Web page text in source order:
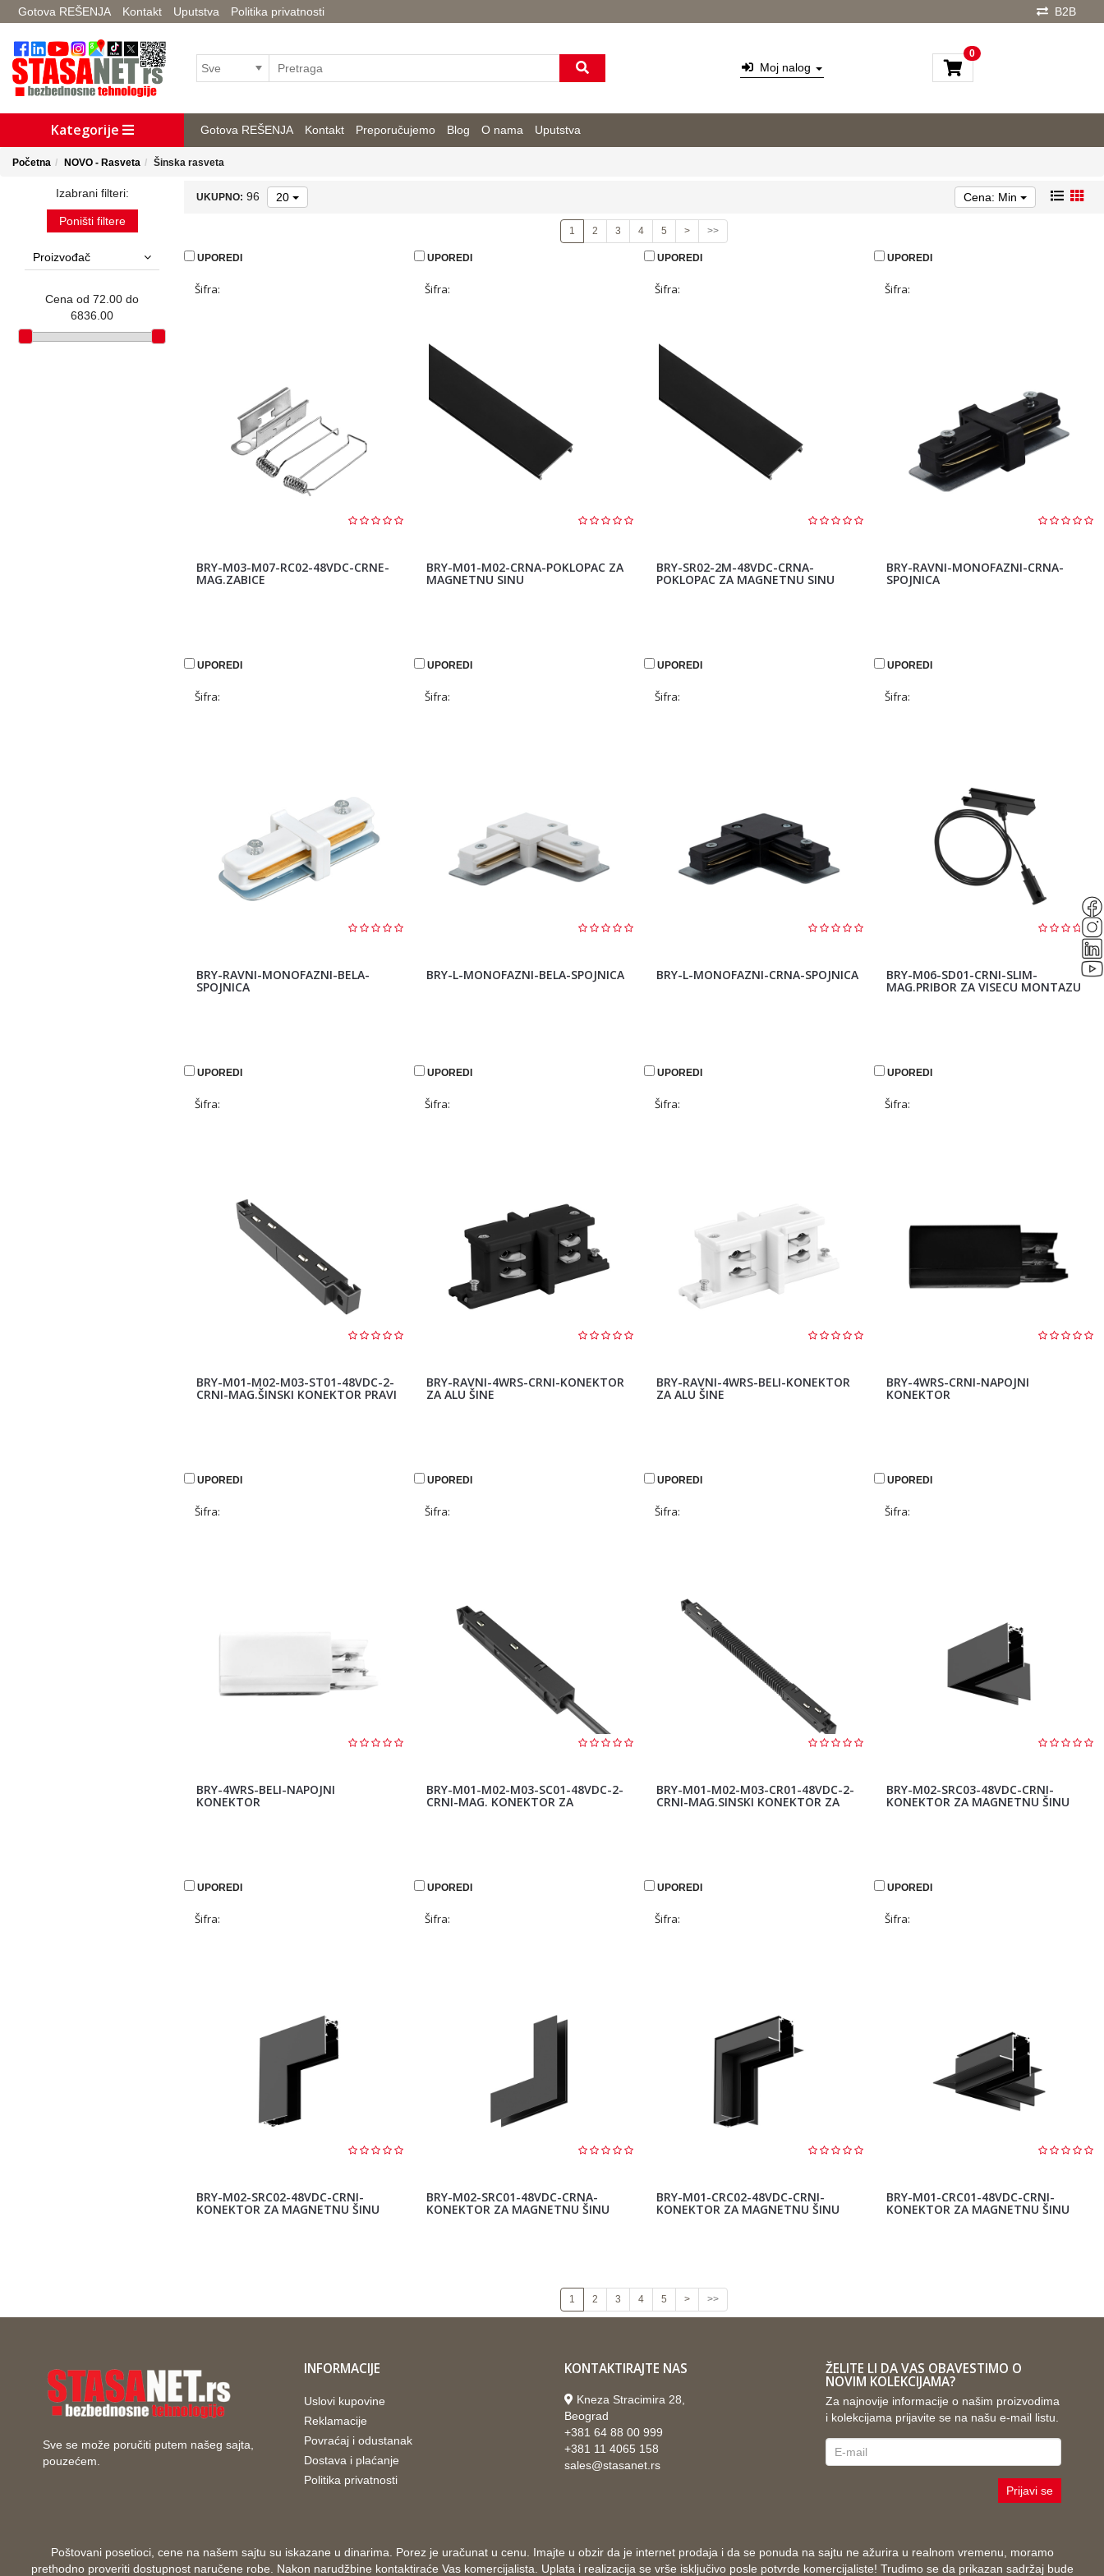
B2B
Gotova REŠENJA Kontakt Uputstva Politika privatnosti
Moj nalog
0
Kategorije Gotova REŠENJA Kontakt Preporučujemo Blog O nama Uputstva
Početna NOVO - Rasveta Šinska rasveta
Izabrani filteri:
Poništi filtere
Proizvođač
Cena od 72.00 do
6836.00
UKUPNO: 96 20 Cena: Min
1 2 3 4 5 > >>
UPOREDI
Šifra:
BRY-M03-M07-RC02-48VDC-CRNE-
MAG.ZABICE
UPOREDI
Šifra:
BRY-M01-M02-CRNA-POKLOPAC ZA
MAGNETNU SINU
UPOREDI
Šifra:
BRY-SR02-2M-48VDC-CRNA-
POKLOPAC ZA MAGNETNU SINU
UPOREDI
Šifra:
BRY-RAVNI-MONOFAZNI-CRNA-
SPOJNICA
UPOREDI
Šifra:
BRY-RAVNI-MONOFAZNI-BELA-
SPOJNICA
UPOREDI
Šifra:
BRY-L-MONOFAZNI-BELA-SPOJNICA
UPOREDI
Šifra:
BRY-L-MONOFAZNI-CRNA-SPOJNICA
UPOREDI
Šifra:
BRY-M06-SD01-CRNI-SLIM-
MAG.PRIBOR ZA VISECU MONTAZU
UPOREDI
Šifra:
BRY-M01-M02-M03-ST01-48VDC-2-
CRNI-MAG.ŠINSKI KONEKTOR PRAVI
UPOREDI
Šifra:
BRY-RAVNI-4WRS-CRNI-KONEKTOR
ZA ALU ŠINE
UPOREDI
Šifra:
BRY-RAVNI-4WRS-BELI-KONEKTOR
ZA ALU ŠINE
UPOREDI
Šifra:
BRY-4WRS-CRNI-NAPOJNI
KONEKTOR
UPOREDI
Šifra:
BRY-4WRS-BELI-NAPOJNI
KONEKTOR
UPOREDI
Šifra:
BRY-M01-M02-M03-SC01-48VDC-2-
CRNI-MAG. KONEKTOR ZA
UPOREDI
Šifra:
BRY-M01-M02-M03-CR01-48VDC-2-
CRNI-MAG.SINSKI KONEKTOR ZA
UPOREDI
Šifra:
BRY-M02-SRC03-48VDC-CRNI-
KONEKTOR ZA MAGNETNU ŠINU
UPOREDI
Šifra:
BRY-M02-SRC02-48VDC-CRNI-
KONEKTOR ZA MAGNETNU ŠINU
UPOREDI
Šifra:
BRY-M02-SRC01-48VDC-CRNA-
KONEKTOR ZA MAGNETNU ŠINU
UPOREDI
Šifra:
BRY-M01-CRC02-48VDC-CRNI-
KONEKTOR ZA MAGNETNU ŠINU
UPOREDI
Šifra:
BRY-M01-CRC01-48VDC-CRNI-
KONEKTOR ZA MAGNETNU ŠINU
1 2 3 4 5 > >>
Sve se može poručiti putem našeg sajta,
pouzećem.
INFORMACIJE
Uslovi kupovine
Reklamacije
Povraćaj i odustanak
Dostava i plaćanje
Politika privatnosti
KONTAKTIRAJTE NAS
Kneza Stracimira 28,
Beograd
+381 64 88 00 999
+381 11 4065 158
sales@stasanet.rs
ŽELITE LI DA VAS OBAVESTIMO O
NOVIM KOLEKCIJAMA?
Za najnovije informacije o našim proizvodima
i kolekcijama prijavite se na našu e-mail listu.
Prijavi se
Poštovani posetioci, cene na našem sajtu su iskazane u dinarima. Porez je uračunat u cenu. Imajte u obzir da je internet prodaja i da se ponuda na sajtu ne ažurira u realnom vremenu, moramo
prethodno proveriti dostupnost naručene robe. Nakon narudžbine kontaktiraće Vas komercijalista. Uplata i realizacija se vrše isključivo posle potvrde komercijaliste! Trudimo se da prikazan sadržaj bude